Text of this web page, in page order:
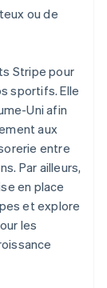
ou de
Stripe pour
sportifs. Elle
Uni afin
aux
entre
Par ailleurs,
en place
et explore
les